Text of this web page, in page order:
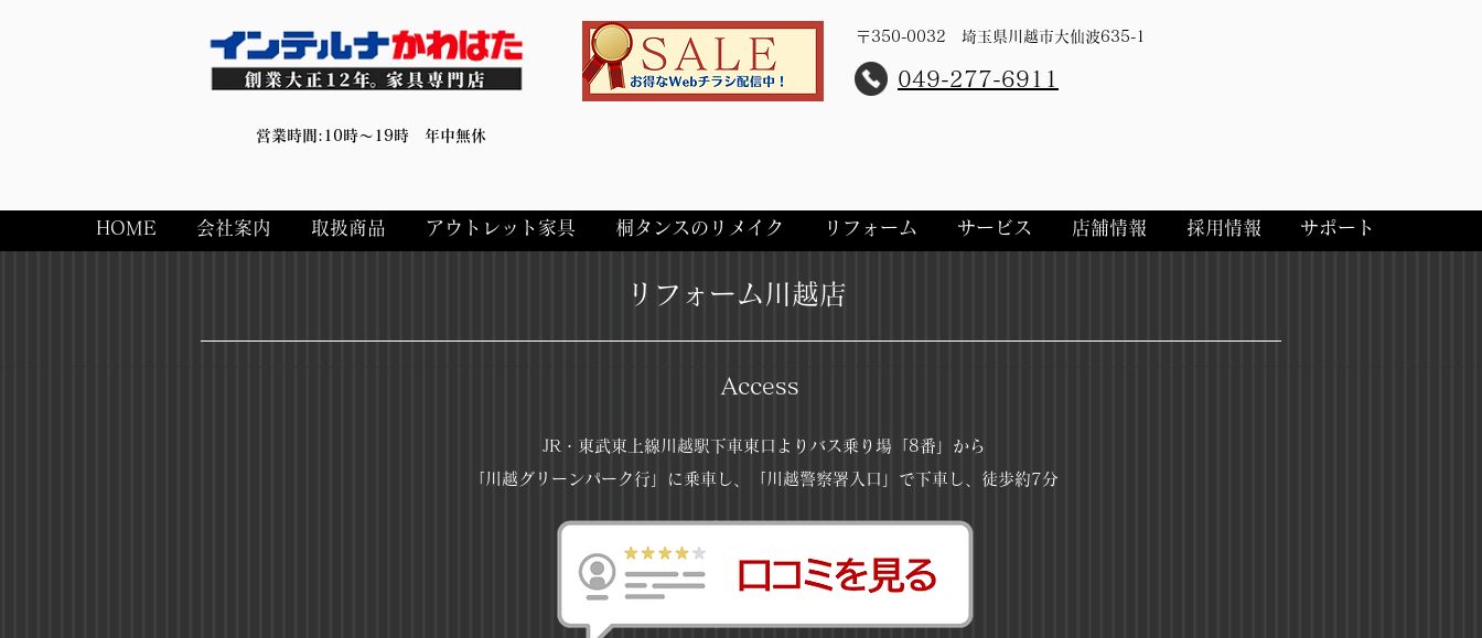
〒350-0032 埼玉県川越市大仙波635-1
​049-277-6911
営業時間:10時～19時 年中無休
HOME 会社案内 取扱商品 アウトレット家具 桐タンスのリメイク リフォーム サービス 店舗情報 採用情報 サポート
​リフォーム川越店
​Access
JR・東武東上線川越駅下車東口よりバス乗り場「8番」から
「川越グリーンパーク行」に乗車し、「川越警察署入口」で下車し、徒歩約7分